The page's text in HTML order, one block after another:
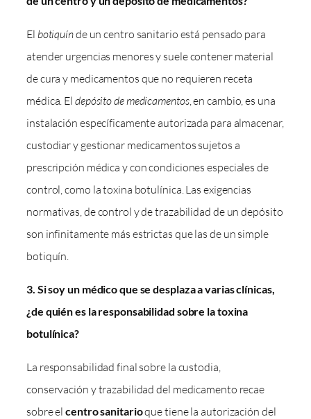
El botiquínde un centro sanitario está pensado para
atender urgencias menores y suele contener material
de cura y medicamentos que no requieren receta
médica. El depósito de medicamentos, en cambio, es una
instalación específicamente autorizada para almacenar,
custodiar y gestionar medicamentos sujetos a
prescripción médica y con condiciones especiales de
control, como la toxina botulínica. Las exigencias
normativas, de control y de trazabilidad de un depósito
son infinitamente más estrictas que las de un simple
botiquín.
3. Si soy un médico que se desplaza a varias clínicas,
¿de quién es la responsabilidad sobre la toxina
botulínica?
La responsabilidad final sobre la custodia,
conservación y trazabilidad del medicamento recae
sobre elcentro sanitarioque tiene la autorización del